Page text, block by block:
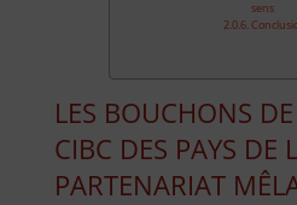
sens
LES BOUCHONS
CIBC DES PAYS DE
PARTENARIAT